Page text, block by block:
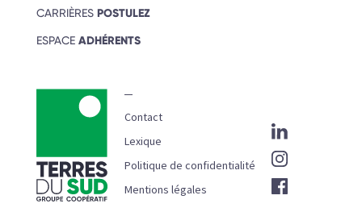
Contact
Lexique
Politique de confidentialité
Mentions légales
CARRIÈRES POSTULEZ
ESPACE ADHÉRENTS